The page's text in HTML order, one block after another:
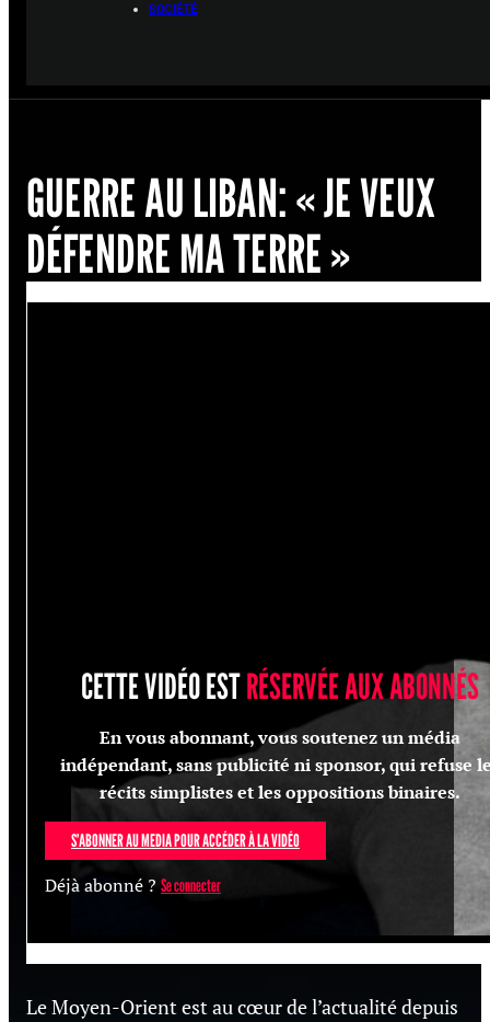
SOCIÉTÉ
GUERRE AU LIBAN: « JE VEUX
DÉFENDRE MA TERRE »
CETTE VIDÉO ESTRÉSERVÉE AUX ABONNÉS
En vous abonnant, vous soutenez un média
indépendant, sans publicité ni sponsor, qui refuse
récits simplistes et les oppositions binaires.
S’ABONNER AU MEDIA POUR ACCÉDER À LA VIDÉO
Déjà abonné ? Se connecter
Le Moyen-Orient est au cœur de l’actualité depuis